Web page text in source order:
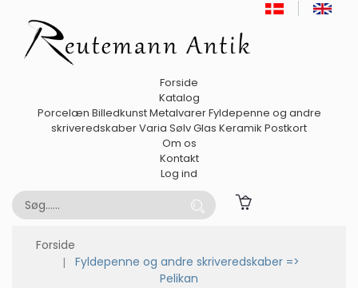
Forside
Katalog
Porcelæn BilledkunstMetalvarerFyldepenne og andre
skriveredskaberVaria SølvGlas Keramik Postkort
Om os
Kontakt
Log ind
Forside
Fyldepenne og andre skriveredskaber =>
Pelikan